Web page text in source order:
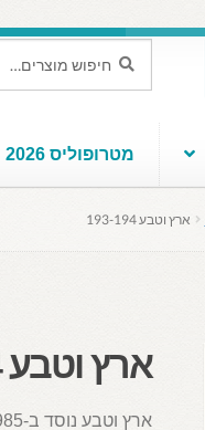
עבור:
מטרופוליס 2026
ארץ וטבע 193-194
ארץ וטבע 193-194